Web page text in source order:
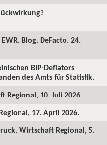
Blog. DeFacto. 24.
BIP-Deflators
des Amts für Statistik.
Regional, 10. Juli 2026.
17. April 2026.
Wirtschaft Regional, 5.